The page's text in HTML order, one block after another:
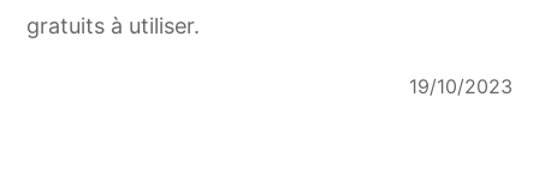
gratuits à utiliser.
19/10/2023